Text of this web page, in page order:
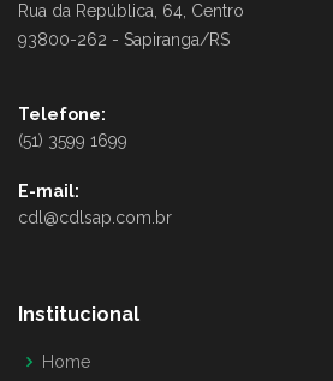
Rua da República, 64, Centro
93800-262 - Sapiranga/RS
Telefone:
(51) 3599 1699
E-mail:
cdl@cdlsap.com.br
Institucional
Home